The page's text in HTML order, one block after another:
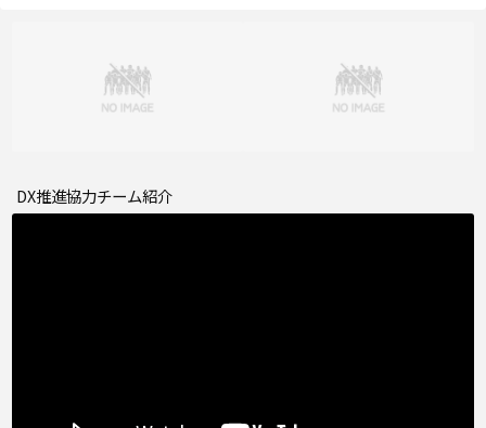
DX推進協力チーム紹介